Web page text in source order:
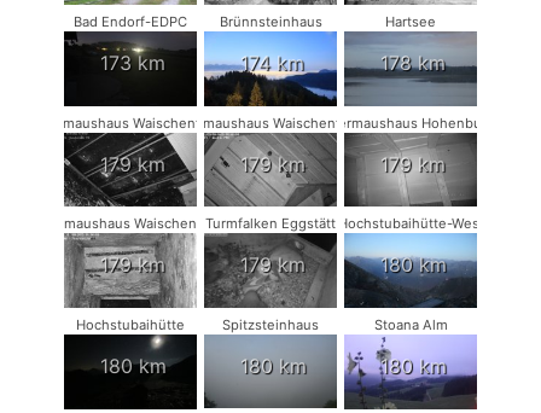
Bad Endorf-EDPC
173 km
Brünnsteinhaus
174 km
Hartsee
178 km
Fledermaushaus Waischenfeld #3
179 km
Fledermaushaus Waischenfeld #2
179 km
Fledermaushaus Hohenburg #1
179 km
Fledermaushaus Waischenfeld #1
179 km
Turmfalken Eggstätt
179 km
Hochstubaihütte-West
180 km
Hochstubaihütte
180 km
Spitzsteinhaus
180 km
Stoana Alm
180 km